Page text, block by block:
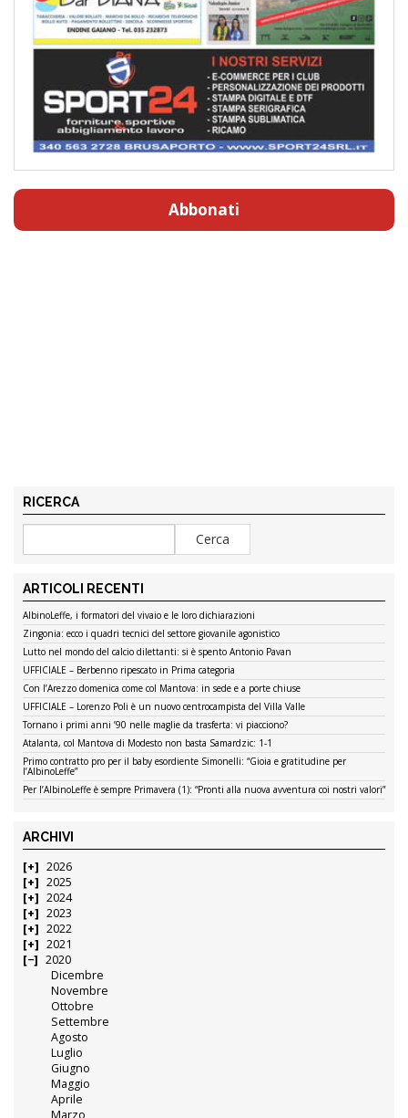
Abbonati
RICERCA
ARTICOLI RECENTI
AlbinoLeffe, i formatori del vivaio e le loro dichiarazioni
Zingonia: ecco i quadri tecnici del settore giovanile agonistico
Lutto nel mondo del calcio dilettanti: si è spento Antonio Pavan
UFFICIALE – Berbenno ripescato in Prima categoria
Con l’Arezzo domenica come col Mantova: in sede e a porte chiuse
UFFICIALE – Lorenzo Poli è un nuovo centrocampista del Villa Valle
Tornano i primi anni ’90 nelle maglie da trasferta: vi piacciono?
Atalanta, col Mantova di Modesto non basta Samardzic: 1-1
Primo contratto pro per il baby esordiente Simonelli: “Gioia e gratitudine per
l’AlbinoLeffe”
Per l’AlbinoLeffe è sempre Primavera (1): “Pronti alla nuova avventura coi nostri valori”
ARCHIVI
2026
2025
2024
2023
2022
2021
2020
Dicembre
Novembre
Ottobre
Settembre
Agosto
Luglio
Giugno
Maggio
Aprile
Marzo